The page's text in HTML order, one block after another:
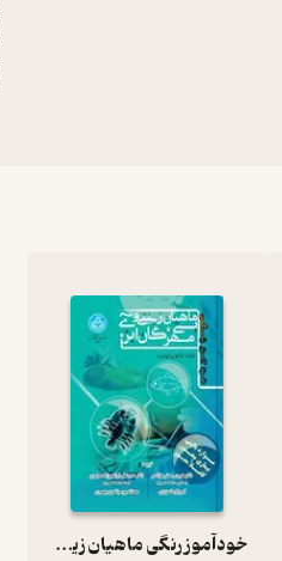
خودآموز رنگی ماهیان زینتی و بی مهرگان آبزی